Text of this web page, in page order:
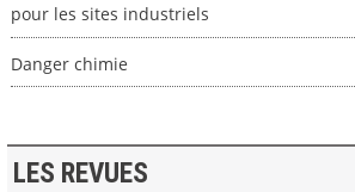
pour les sites industriels
Danger chimie
LES REVUES